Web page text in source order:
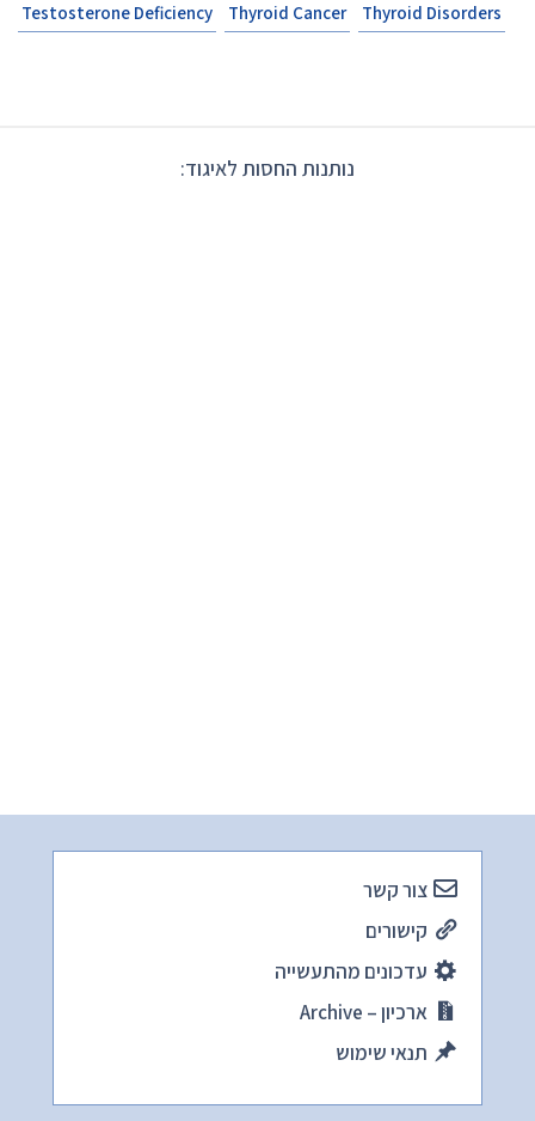
Testosterone Deficiency
Thyroid Cancer Thyroid Disorders
נותנות החסות לאיגוד:
צור קשר
קישורים
עדכונים מהתעשייה
ארכיון – Archive
תנאי שימוש